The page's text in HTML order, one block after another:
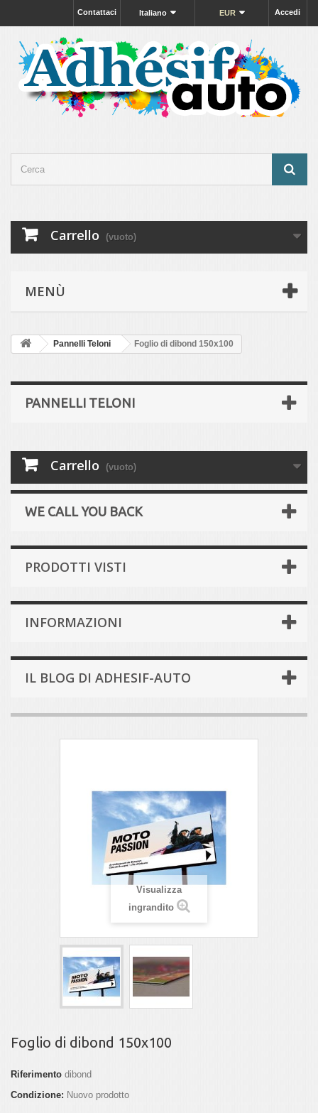
Accedi
EUR
Italiano
Contattaci
Carrello (vuoto)
MENÙ
Pannelli Teloni Foglio di dibond 150x100
PANNELLI TELONI
Carrello (vuoto)
WE CALL YOU BACK
PRODOTTI VISTI
INFORMAZIONI
IL BLOG DI ADHESIF-AUTO
Visualizza
ingrandito
Foglio di dibond 150x100
Riferimento dibond
Condizione: Nuovo prodotto